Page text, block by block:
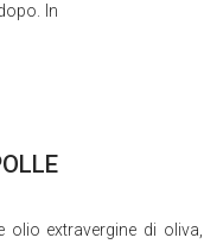
In
olio extravergine di